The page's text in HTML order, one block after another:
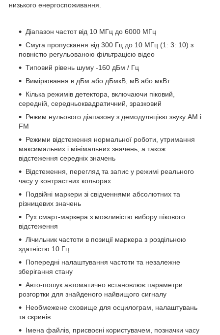
низького енергоспоживання.
Діапазон частот від 10 МГц до 6000 МГц
Смуга пропускання від 300 Гц до 10 МГц (1: 3: 10) з
повністю регульованою фільтрацією відео
Типовий рівень шуму -160 дБм / Гц
Вимірювання в дБм або дБмкВ, мВ або мкВт
Кілька режимів детектора, включаючи піковий,
середній, середньоквадратичний, зразковий
Режим нульового діапазону з демодуляцією звуку AM і
FM
Режими відстеження нормальної роботи, утримання
максимальних і мінімальних значень, а також
відстеження середніх значень
Відстеження, перегляд та запис у режимі реального
часу у контрастних кольорах
Подвійні маркери зі свідченнями абсолютних та
різницевих значень
Рух смарт-маркера з можливістю вибору пікового
відстеження
Лічильник частоти в позиції маркера з роздільною
здатністю 10 Гц
Попередні налаштування частоти та незалежне
зберігання стану
Авто-пошук автоматично встановлює параметри
розгортки для знайденого найвищого сигналу
Необмежене сховище для осцилограм, налаштувань
та скринів
Імена файлів, присвоєні користувачем, позначки часу